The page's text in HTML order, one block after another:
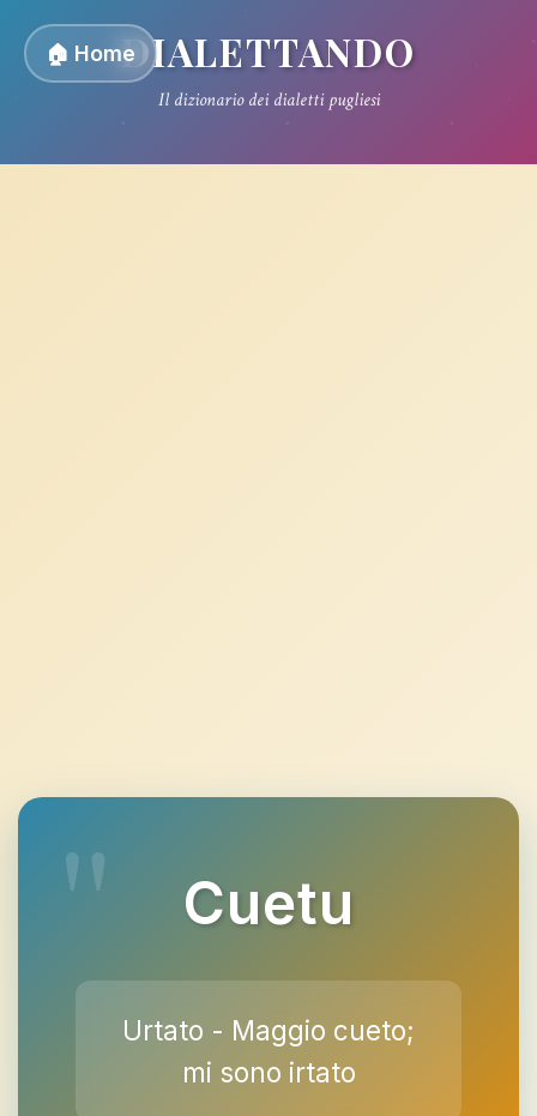
🏠 HomeDIALETTANDO
Il dizionario dei dialetti pugliesi
Cuetu
Urtato - Maggio cueto;
mi sono irtato